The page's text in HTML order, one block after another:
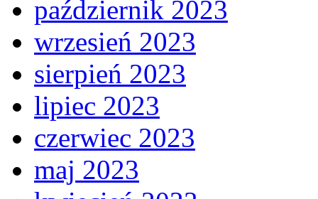
październik 2023
wrzesień 2023
sierpień 2023
lipiec 2023
czerwiec 2023
maj 2023